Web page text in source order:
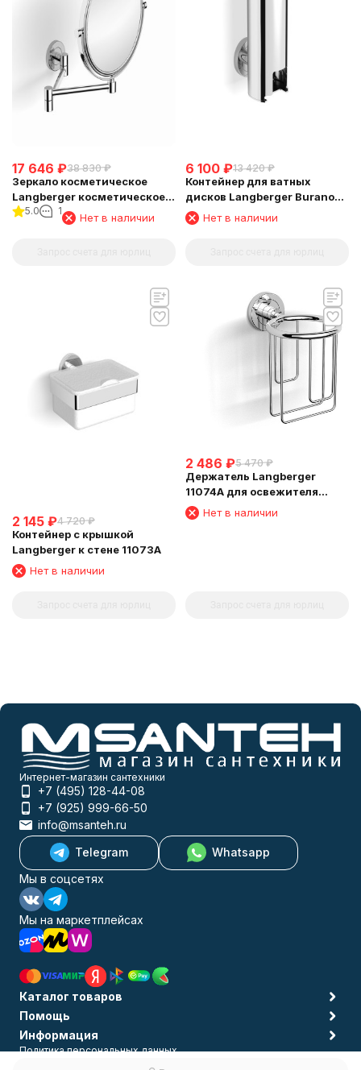
17 646 ₽38 830 ₽
Зеркало косметическое
Langberger косметическое
поворотное к стене 70485
5.0 1
Нет в наличии
6 100 ₽13 420 ₽
Контейнер для ватных
дисков Langberger Burano
11028AНет в наличии
2 145 ₽4 720 ₽
Контейнер с крышкой
Langberger к стене 11073A
Нет в наличии
2 486 ₽5 470 ₽
Держатель Langberger
11074A для освежителя
воздуха
Нет в наличии
Интернет-магазин сантехники
+7 (495) 128-44-08
+7 (925) 999-66-50
info@msanteh.ru
Telegram
Whatsapp
Мы в соцсетях
Мы на маркетплейсах
Каталог товаров
Помощь
Информация
Политика персональных данных